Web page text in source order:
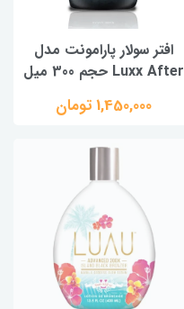
افتر سولار پارامونت مدل
Luxx After حجم 300 میل
1,450,000 تومان